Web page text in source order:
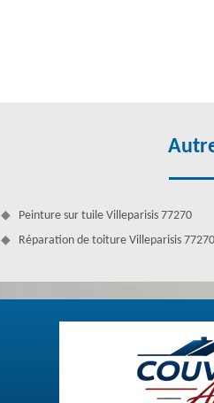
– Villeparisis
correctement et assurer son
murs. Pourtant, cela risque de créer
de la gouttière si vous
Antoine réalise ce travail si
Peinture sur tuile Villeparisis 77270
Réparation de toiture Villeparisis 77270